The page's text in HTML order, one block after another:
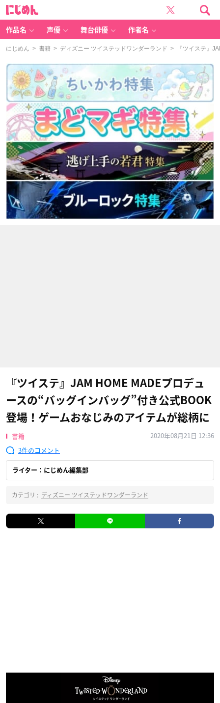
作品名 声優 舞台俳優 作者名
にじめん > 書籍 > ディズニー ツイステッドワンダーランド > 『ツイステ』
『ツイステ』JAM HOME MADEプロデュ
ースの“バッグインバッグ”付き公式BOOK
登場！ゲームおなじみのアイテムが総柄に
書籍
2020年08月21日 12:36
3
ライター：にじめん編集部
カテゴリ : ディズニー ツイステッドワンダーランド